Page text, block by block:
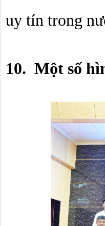
uy tín trong
10.  Một số